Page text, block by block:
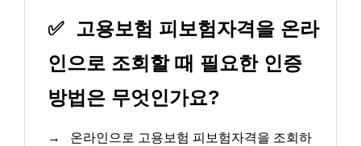
✅ 고용보험 피보험자격을 온라
인으로 조회할 때 필요한 인증
방법은 무엇인가요?
→
온라인으로 고용보험 피보험자격을 조회하